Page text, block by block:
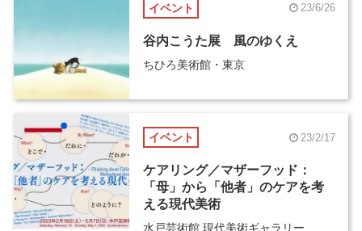
イベント 23/6/26
谷内こうた展 風のゆくえ
ちひろ美術館・東京
イベント 23/2/17
ケアリング／マザーフッド：
「母」から「他者」のケアを考
える現代美術
水戸芸術館 現代美術ギャラリー